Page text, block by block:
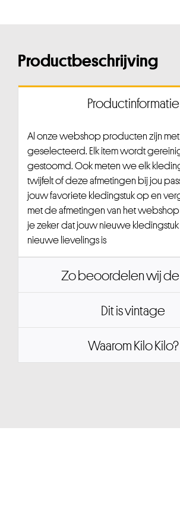
Productbeschrijving
Productinformatie
Al onze webshop producten zijn
geselecteerd. Elk item wordt
gestoomd. Ook meten we elk
twijfelt of deze afmetingen bij jou
jouw favoriete kledingstuk op en
met de afmetingen van het
je zeker dat jouw nieuwe
nieuwe lievelings is
Zo beoordelen wij de
Dit is vintage
Waarom Kilo Kilo?